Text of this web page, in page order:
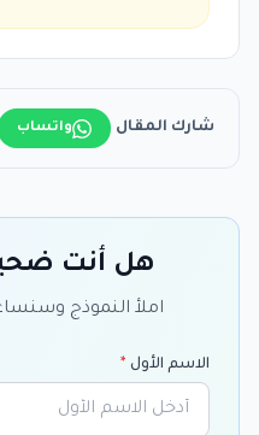
شارك المقال واتساب
هل أنت
املأ النموذج
الاسم الأول *